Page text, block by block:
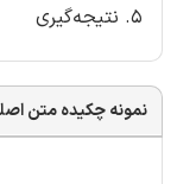
5. نتیجه‌گیری
نمونه چکیده متن